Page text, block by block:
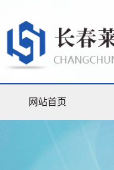
网站首页